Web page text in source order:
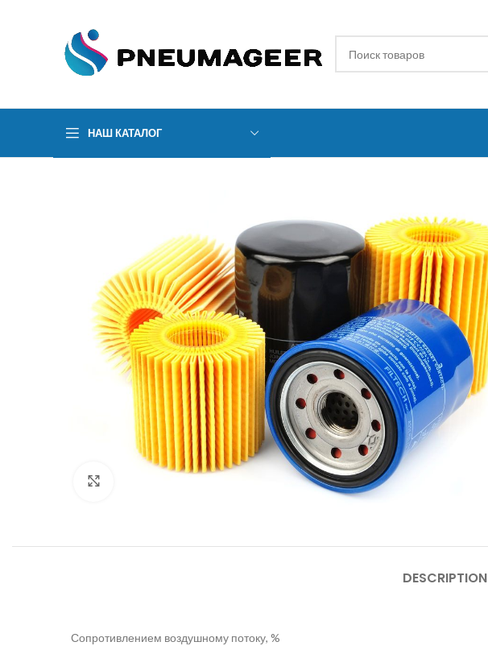
НАШ КАТАЛОГ
DESCRIPTION
Сопротивлением воздушному потоку, %